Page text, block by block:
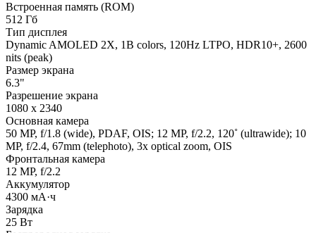
Встроенная память (ROM)
512 Гб
Тип дисплея
Dynamic AMOLED 2X, 1B colors, 120Hz LTPO, HDR10+, 2600
nits (peak)
Размер экрана
6.3"
Разрешение экрана
1080 x 2340
Основная камера
50 MP, f/1.8 (wide), PDAF, OIS; 12 MP, f/2.2, 120˚ (ultrawide); 10
MP, f/2.4, 67mm (telephoto), 3x optical zoom, OIS
Фронтальная камера
12 MP, f/2.2
Аккумулятор
4300 мА·ч
Зарядка
25 Вт